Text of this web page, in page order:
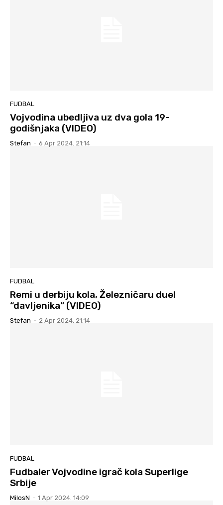
FUDBAL
Vojvodina ubedljiva uz dva gola 19-
godišnjaka (VIDEO)
Stefan - 6 Apr 2024. 21:14
FUDBAL
Remi u derbiju kola, Železničaru duel
“davljenika” (VIDEO)
Stefan - 2 Apr 2024. 21:14
FUDBAL
Fudbaler Vojvodine igrač kola Superlige
Srbije
MilosN - 1 Apr 2024. 14:09